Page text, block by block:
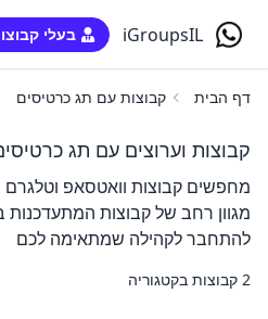
iGroupsIL בעלי
דף הבית קבוצות עם תג כרטיסים
קבוצות וערוצים עם תג
מחפשים קבוצות וואטסאפ וטלגרם
מגוון רחב של קבוצות המתעדכנות
להתחבר לקהילה שמתאימה לכם
2 קבוצות בקטגוריה